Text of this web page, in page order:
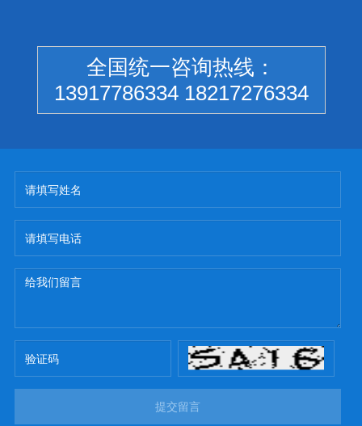
全国统一咨询热线：
13917786334 18217276334
提交留言